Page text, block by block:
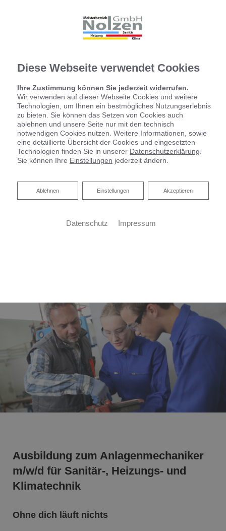
Ausbildung zum Anlagenmechaniker
m/w/d für Sanitär-, Heizungs- und
Klimatechnik
Ohne dich läuft nichts
Diese Webseite verwendet Cookies
Ihre Zustimmung können Sie jederzeit widerrufen.
Wir verwenden auf dieser Webseite Cookies und weitere
Technologien, um Ihnen ein bestmögliches Nutzungserlebnis
zu bieten. Sie können das Setzen von Cookies auch
ablehnen und unsere Seite nur mit den technisch
notwendigen Cookies nutzen. Weitere Informationen, sowie
eine detaillierte Übersicht der Cookies und eingesetzten
Technologien finden Sie in unserer Datenschutzerklärung
Sie können Ihre Einstellungen jederzeit ändern.
Akzeptieren
Einstellungen
Ablehnen
Ablehnen
Datenschutz Impressum